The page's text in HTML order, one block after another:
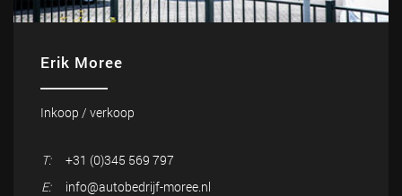
Erik Moree
Inkoop / verkoop
T:
+31 (0)345 569 797
E:
info@autobedrijf-moree.nl